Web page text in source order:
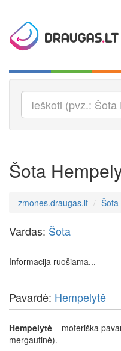
Šota
zmones.draugas.lt Šota
Vardas: Šota
Informacija ruošiama...
Pavardė: Hempelytė
Hempelytė – moteriška
mergautinė).